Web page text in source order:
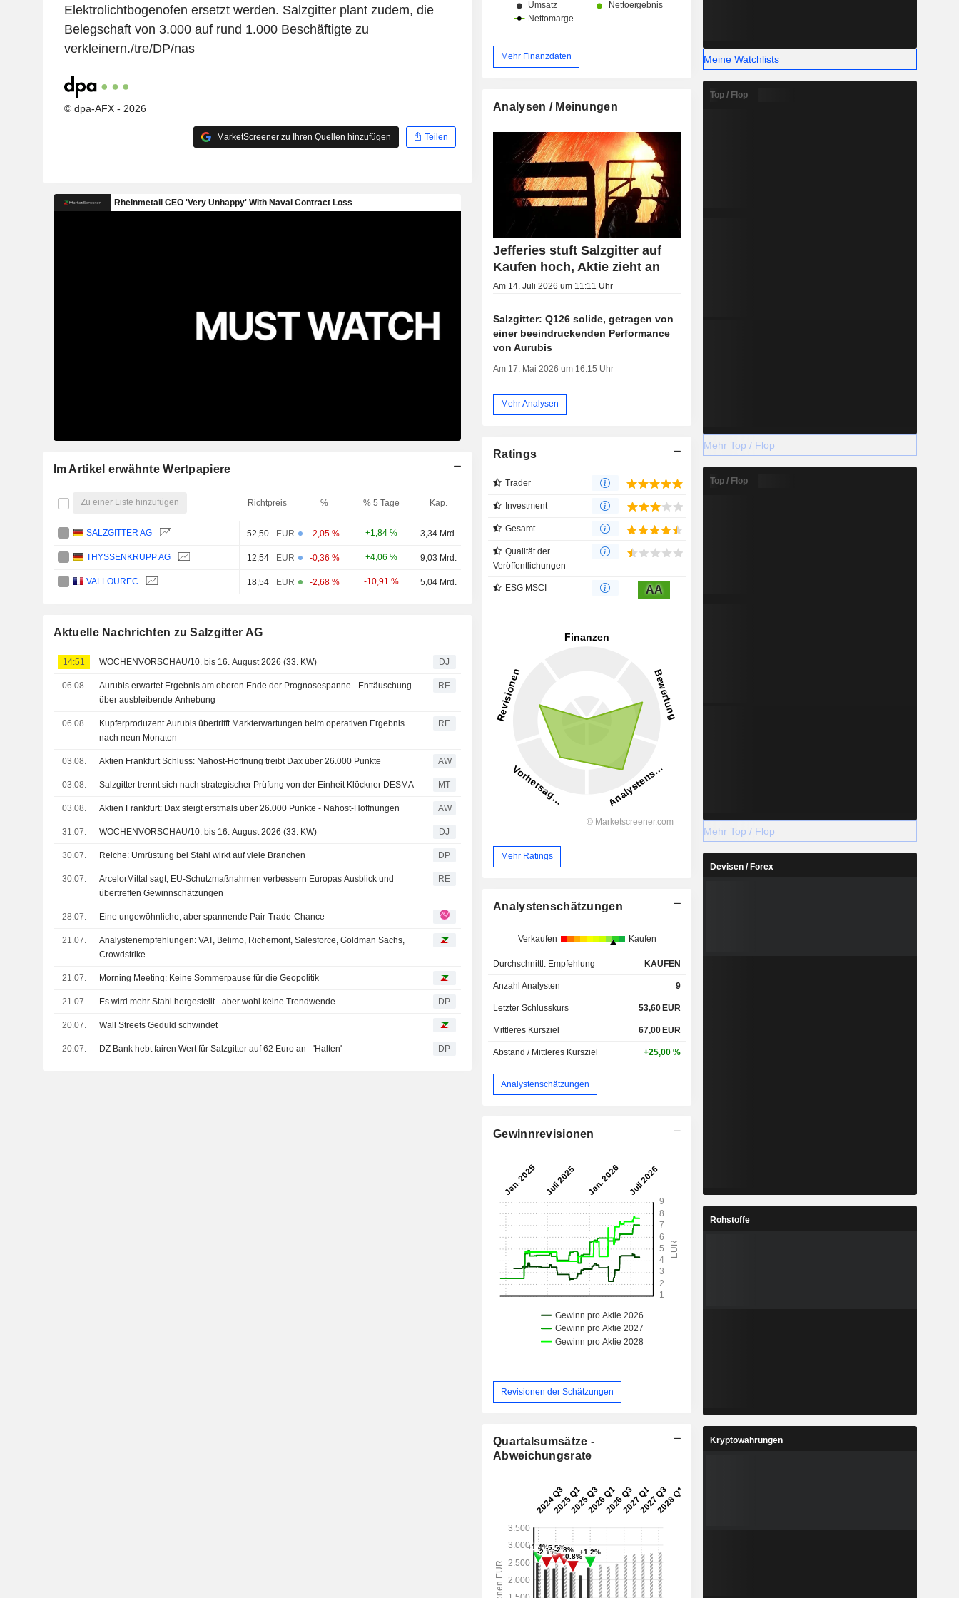
Elektrolichtbogenofen ersetzt werden. Salzgitter plant zudem, die
Belegschaft von 3.000 auf rund 1.000 Beschäftigte zu
verkleinern./tre/DP/nas
© dpa-AFX - 2026
MarketScreener zu Ihren Quellen hinzufügen Teilen
Im Artikel erwähnte Wertpapiere
Zu einer Liste hinzufügen Richtpreis % % 5 Tage Kap.
SALZGITTER AG 52,50 EUR -2,05 % +1,84 % 3,34 Mrd.
THYSSENKRUPP AG 12,54 EUR -0,36 % +4,06 % 9,03 Mrd.
VALLOUREC 18,54 EUR -2,68 % -10,91 % 5,04 Mrd.
Aktuelle Nachrichten zu Salzgitter AG
14:51 WOCHENVORSCHAU/10. bis 16. August 2026 (33. KW) DJ
06.08.
Aurubis erwartet Ergebnis am oberen Ende der Prognosespanne - Enttäuschung
über ausbleibende Anhebung
RE
06.08.
Kupferproduzent Aurubis übertrifft Markterwartungen beim operativen Ergebnis
nach neun Monaten
RE
03.08. Aktien Frankfurt Schluss: Nahost-Hoffnung treibt Dax über 26.000 Punkte AW
03.08. Salzgitter trennt sich nach strategischer Prüfung von der Einheit Klöckner DESMA MT
03.08. Aktien Frankfurt: Dax steigt erstmals über 26.000 Punkte - Nahost-Hoffnungen AW
31.07. WOCHENVORSCHAU/10. bis 16. August 2026 (33. KW) DJ
30.07. Reiche: Umrüstung bei Stahl wirkt auf viele Branchen DP
30.07.
ArcelorMittal sagt, EU-Schutzmaßnahmen verbessern Europas Ausblick und
übertreffen Gewinnschätzungen
RE
28.07. Eine ungewöhnliche, aber spannende Pair-Trade-Chance
21.07.
Analystenempfehlungen: VAT, Belimo, Richemont, Salesforce, Goldman Sachs,
Crowdstrike…
21.07. Morning Meeting: Keine Sommerpause für die Geopolitik
21.07. Es wird mehr Stahl hergestellt - aber wohl keine Trendwende DP
20.07. Wall Streets Geduld schwindet
20.07. DZ Bank hebt fairen Wert für Salzgitter auf 62 Euro an - 'Halten' DP
Mehr Finanzdaten
Analysen / Meinungen
Jefferies stuft Salzgitter auf
Kaufen hoch, Aktie zieht an
Am 14. Juli 2026 um 11:11 Uhr
Salzgitter: Q126 solide, getragen von
einer beeindruckenden Performance
von Aurubis
Am 17. Mai 2026 um 16:15 Uhr
Mehr Analysen
Ratings
Trader
Investment
Gesamt
Qualität der
Veröffentlichungen
ESG MSCI AA
Mehr Ratings
Analystenschätzungen
Verkaufen Kaufen
Durchschnittl. Empfehlung KAUFEN
Anzahl Analysten 9
Letzter Schlusskurs 53,60 EUR
Mittleres Kursziel 67,00 EUR
Abstand / Mittleres Kursziel +25,00 %
Analystenschätzungen
Gewinnrevisionen
Revisionen der Schätzungen
Quartalsumsätze -
Abweichungsrate
Meine Watchlists
Top / Flop
Mehr Top / Flop
Top / Flop
Mehr Top / Flop
Devisen / Forex
Rohstoffe
Kryptowährungen